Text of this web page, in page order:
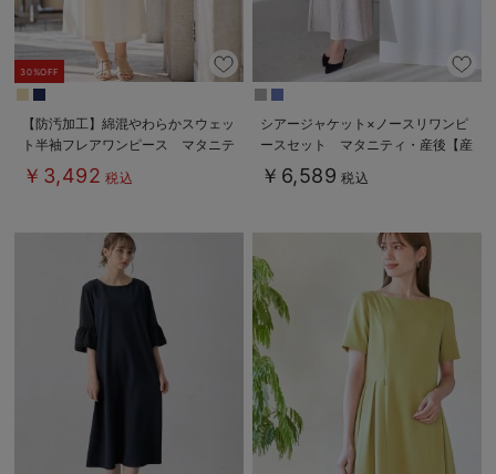
30%OFF
【防汚加工】綿混やわらかスウェッ
ト半袖フレアワンピース マタニテ
ィ・産後【出産後も長く使える】
￥3,492 税込
シアージャケット×ノースリワンピ
ースセット マタニティ・産後【産
後も長く着れる】
Rosemadame（ローズマダム）
￥6,589 税込